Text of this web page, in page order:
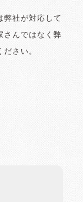
弊社が対応して
さんではなく弊
さい。